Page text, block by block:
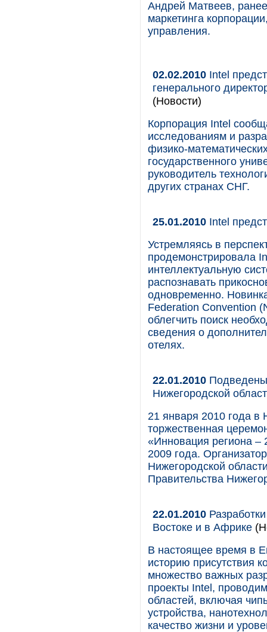
Андрей Матвеев,
маркетинга
управления.
02.02.2010 Intel
генерального
(Новости)
Корпорация Intel
исследованиям и
физико-
государственного
руководитель
других странах СНГ.
25.01.2010 Intel
Устремляясь в
продемонстрировала
интеллектуальную
распознавать
одновременно.
Federation Convention
облегчить поиск
сведения о
отелях.
22.01.2010
Нижегородской
21 января 2010 года в
торжественная
«Инновация региона –
2009 года.
Нижегородской
Правительства
22.01.2010
Востоке и в Африке
В настоящее время в
историю присутствия
множество важных
проекты Intel,
областей, включая
устройства,
качество жизни и